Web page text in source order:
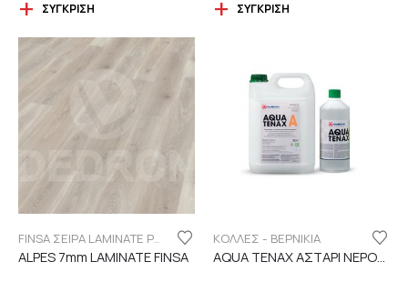
ΣΎΓΚΡΙΣΗ ΣΎΓΚΡΙΣΗ
FINSA ΣΕΙΡΑ LAMINATE PUREFLOOR 7MM
ALPES 7mm LAMINATE FINSA
ΚΟΛΛΕΣ - ΒΕΡΝΙΚΙΑ
AQUA TENAX ΑΣΤΑΡΙ ΝΕΡΟΥ 2 ΣΥΣΤΑΤΙΚΩΝ